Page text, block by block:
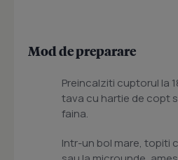
Mod de preparare
Preincalziti cuptorul la
tava cu hartie de copt
faina.
Intr-un bol mare, topiti